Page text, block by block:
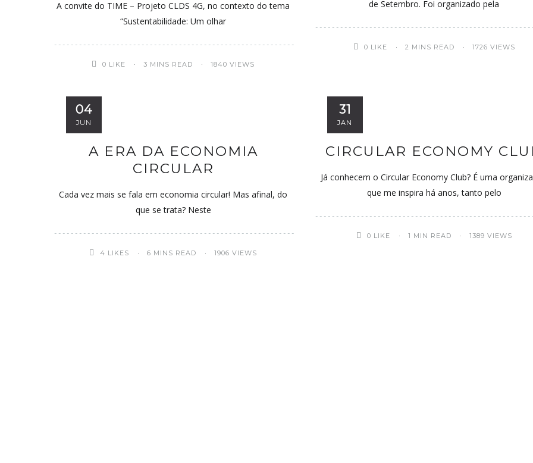
A convite do TIME – Projeto CLDS 4G, no contexto do tema
“Sustentabilidade: Um olhar
0 LIKE 3 MINS READ 1840 VIEWS
de Setembro. Foi organizado pela
0 LIKE 2 MINS READ 1726 VIEWS
04
JUN
A ERA DA ECONOMIA
CIRCULAR
Cada vez mais se fala em economia circular! Mas afinal, do
que se trata? Neste
4 LIKES 6 MINS READ 1906 VIEWS
31
JAN
CIRCULAR ECONOMY
Já conhecem o Circular Economy Club? É uma
que me inspira há anos, tanto pelo
0 LIKE 1 MIN READ 1389 VIEWS